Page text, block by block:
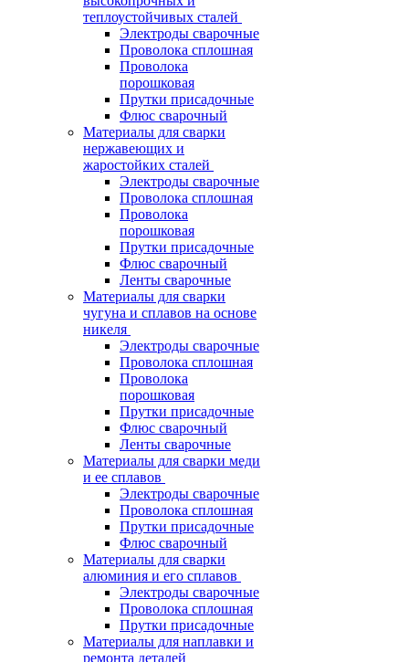
теплоустойчивых сталей
Электроды сварочные
Проволока сплошная
Проволока
порошковая
Прутки присадочные
Флюс сварочный
Материалы для сварки
нержавеющих и
жаростойких сталей
Электроды сварочные
Проволока сплошная
Проволока
порошковая
Прутки присадочные
Флюс сварочный
Ленты сварочные
Материалы для сварки
чугуна и сплавов на основе
никеля
Электроды сварочные
Проволока сплошная
Проволока
порошковая
Прутки присадочные
Флюс сварочный
Ленты сварочные
Материалы для сварки меди
и ее сплавов
Электроды сварочные
Проволока сплошная
Прутки присадочные
Флюс сварочный
Материалы для сварки
алюминия и его сплавов
Электроды сварочные
Проволока сплошная
Прутки присадочные
Материалы для наплавки и
ремонта деталей